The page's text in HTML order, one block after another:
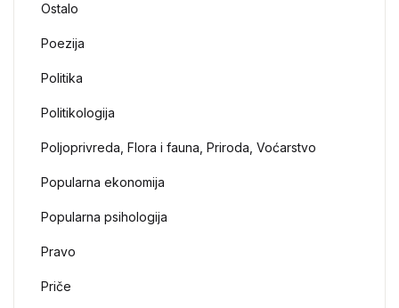
Ostalo
Poezija
Politika
Politikologija
Poljoprivreda, Flora i fauna, Priroda, Voćarstvo
Popularna ekonomija
Popularna psihologija
Pravo
Priče